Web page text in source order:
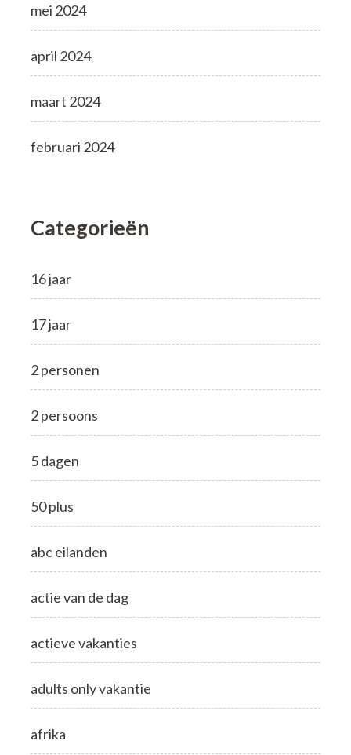
mei 2024
april 2024
maart 2024
februari 2024
Categorieën
16 jaar
17 jaar
2 personen
2 persoons
5 dagen
50 plus
abc eilanden
actie van de dag
actieve vakanties
adults only vakantie
afrika